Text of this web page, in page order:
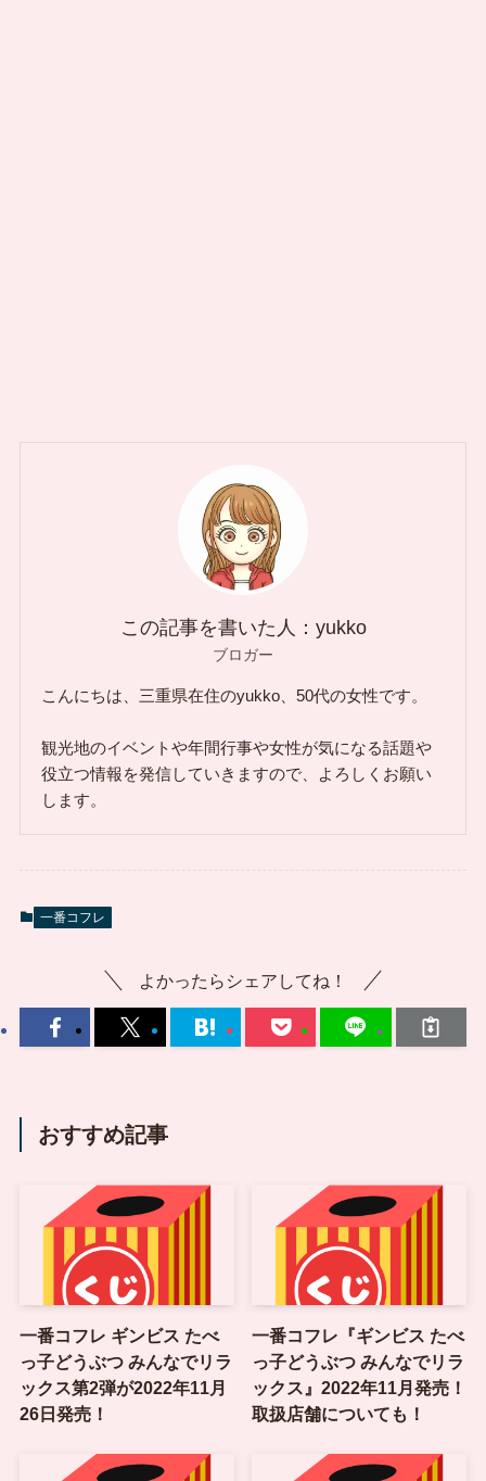
この記事を書いた人：yukko
ブロガー
こんにちは、三重県在住のyukko、50代の女性です。
観光地のイベントや年間行事や女性が気になる話題や
役立つ情報を発信していきますので、よろしくお願い
します。
一番コフレ
よかったらシェアしてね！
おすすめ記事
一番コフレ ギンビス たべ
っ子どうぶつ みんなでリラ
ックス第2弾が2022年11月
26日発売！
一番コフレ『ギンビス たべ
っ子どうぶつ みんなでリラ
ックス』2022年11月発売！
取扱店舗についても！